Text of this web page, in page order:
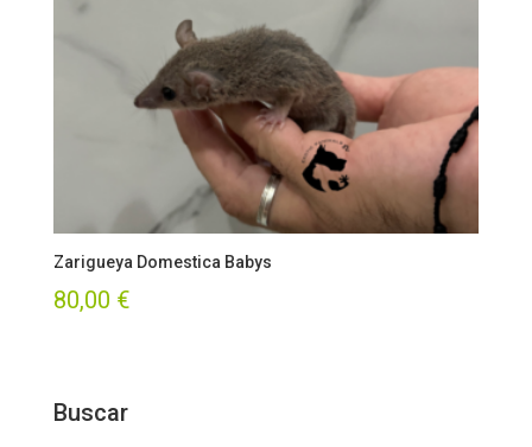
Zarigueya Domestica Babys
80,00 €
Buscar